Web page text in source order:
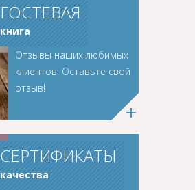
ГОСТЕВАЯ
книга
Отзывы наших любимых
клиентов. Оставьте свой
отзыв!
СЕРТИФИКАТЫ
качества